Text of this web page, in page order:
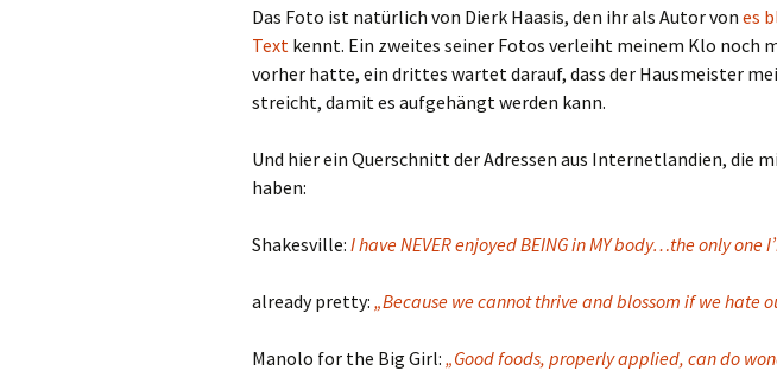
Das Foto ist natürlich von Dierk Haasis, den ihr als Autor von es
Text kennt. Ein zweites seiner Fotos verleiht meinem Klo noch
vorher hatte, ein drittes wartet darauf, dass der Hausmeister
streicht, damit es aufgehängt werden kann.
Und hier ein Querschnitt der Adressen aus Internetlandien, die
haben:
Shakesville: I have NEVER enjoyed BEING in MY body…the only one
already pretty: „Because we cannot thrive and blossom if we hate
Manolo for the Big Girl: „Good foods, properly applied, can do